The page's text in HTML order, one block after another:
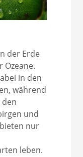
der Erde
Ozeane.
in den
während
und
nur
leben.